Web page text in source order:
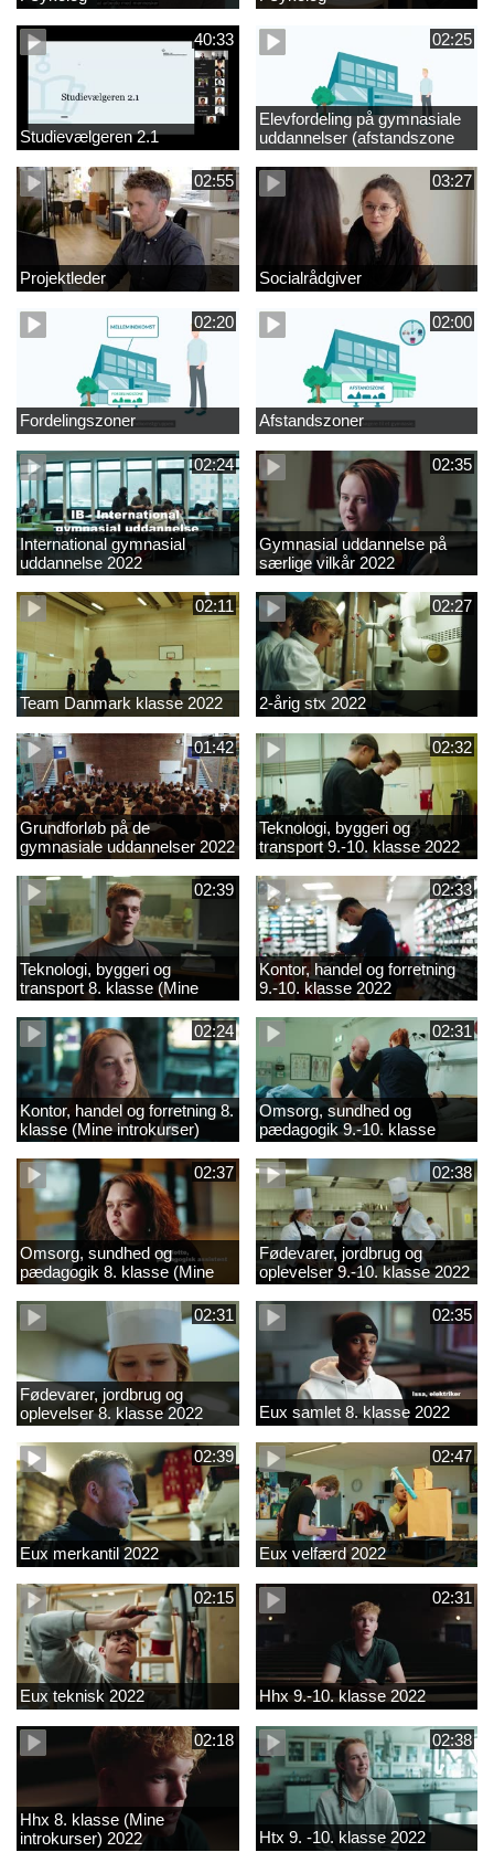
40:33
Studievælgeren 2.1
02:25
Elevfordeling på gymnasiale
uddannelser (afstandszone
redigeret)
02:55
Projektleder
03:27
Socialrådgiver
02:20
Fordelingszoner
02:00
Afstandszoner
02:24
International gymnasial
uddannelse 2022
02:35
Gymnasial uddannelse på
særlige vilkår 2022
02:11
Team Danmark klasse 2022
02:27
2-årig stx 2022
01:42
Grundforløb på de
gymnasiale uddannelser 2022
02:32
Teknologi, byggeri og
transport 9.-10. klasse 2022
02:39
Teknologi, byggeri og
transport 8. klasse (Mine
introkurser) 2022
02:33
Kontor, handel og forretning
9.-10. klasse 2022
02:24
Kontor, handel og forretning 8.
klasse (Mine introkurser)
2022
02:31
Omsorg, sundhed og
pædagogik 9.-10. klasse
2022
02:37
Omsorg, sundhed og
pædagogik 8. klasse (Mine
introkurser) 2022
02:38
Fødevarer, jordbrug og
oplevelser 9.-10. klasse 2022
02:31
Fødevarer, jordbrug og
oplevelser 8. klasse 2022
02:35
Eux samlet 8. klasse 2022
02:39
Eux merkantil 2022
02:47
Eux velfærd 2022
02:15
Eux teknisk 2022
02:31
Hhx 9.-10. klasse 2022
02:18
Hhx 8. klasse (Mine
introkurser) 2022
02:38
Htx 9. -10. klasse 2022